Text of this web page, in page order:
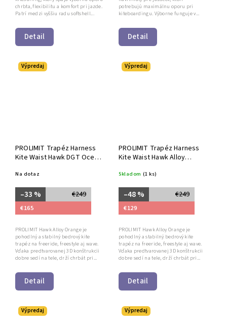
Detail
chrbta, flexibilitu a komfort pri jazde.
Patrí medzi vyššiu radu softshell...
Detail
potrebujú maximálnu oporu pri
kiteboardingu. Výborne funguje v...
Výpredaj
PROLIMIT Trapéz Harness
Kite Waist Hawk DGT Ocean
Na dotaz
€249
–33 %
€165
Detail
PROLIMIT Hawk Alloy Orange je
pohodlný a stabilný bedrový kite
trapéz na freeride, freestyle aj wave.
Vďaka predtvarovanej 3D konštrukcii
dobre sedí na tele, drží chrbát pri...
Výpredaj
PROLIMIT Trapéz Harness
Kite Waist Hawk Alloy
Skladom (1 ks)
€249
–48 %
€129
Detail
PROLIMIT Hawk Alloy Orange je
pohodlný a stabilný bedrový kite
trapéz na freeride, freestyle aj wave.
Vďaka predtvarovanej 3D konštrukcii
dobre sedí na tele, drží chrbát pri...
Výpredaj Výpredaj